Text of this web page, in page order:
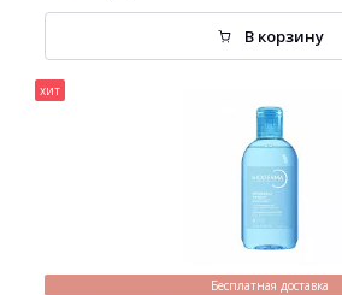
В корзину
хит
Бесплатная доставка